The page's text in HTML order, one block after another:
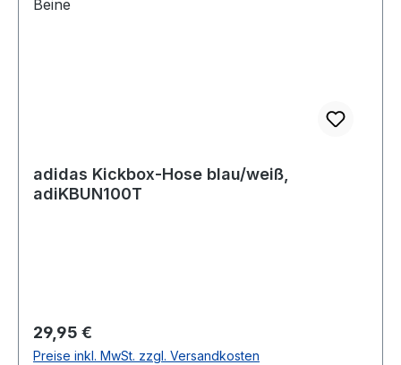
adidas Kickbox-Hose blau/weiß,
adiKBUN100T
Regulärer Preis:
29,95 €
Preise inkl. MwSt. zzgl. Versandkosten